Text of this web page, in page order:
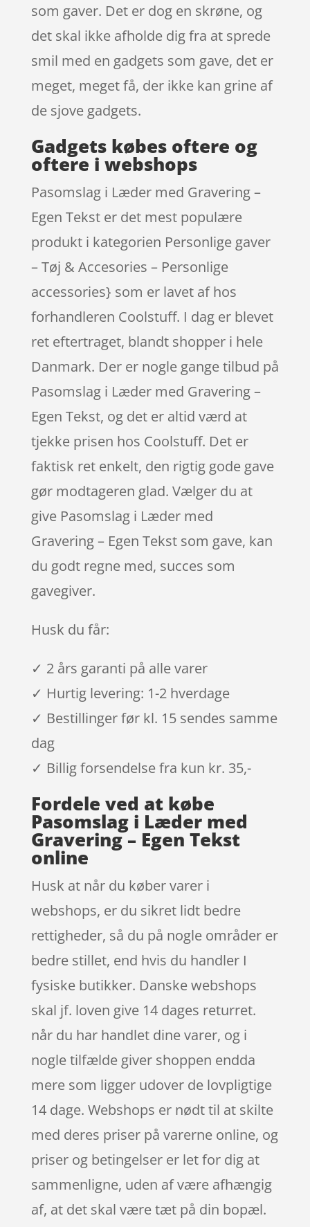
som gaver. Det er dog en skrøne, og
det skal ikke afholde dig fra at sprede
smil med en gadgets som gave, det er
meget, meget få, der ikke kan grine af
de sjove gadgets.
Gadgets købes oftere og
oftere i webshops
Pasomslag i Læder med Gravering –
Egen Tekst er det mest populære
produkt i kategorien Personlige gaver
– Tøj & Accesories – Personlige
accessories} som er lavet af hos
forhandleren Coolstuff. I dag er blevet
ret eftertraget, blandt shopper i hele
Danmark. Der er nogle gange tilbud på
Pasomslag i Læder med Gravering –
Egen Tekst, og det er altid værd at
tjekke prisen hos Coolstuff. Det er
faktisk ret enkelt, den rigtig gode gave
gør modtageren glad. Vælger du at
give Pasomslag i Læder med
Gravering – Egen Tekst som gave, kan
du godt regne med, succes som
gavegiver.
Husk du får:
✓ 2 års garanti på alle varer
✓ Hurtig levering: 1-2 hverdage
✓ Bestillinger før kl. 15 sendes samme
dag
✓ Billig forsendelse fra kun kr. 35,-
Fordele ved at købe
Pasomslag i Læder med
Gravering – Egen Tekst
online
Husk at når du køber varer i
webshops, er du sikret lidt bedre
rettigheder, så du på nogle områder er
bedre stillet, end hvis du handler I
fysiske butikker. Danske webshops
skal jf. loven give 14 dages returret.
når du har handlet dine varer, og i
nogle tilfælde giver shoppen endda
mere som ligger udover de lovpligtige
14 dage. Webshops er nødt til at skilte
med deres priser på varerne online, og
priser og betingelser er let for dig at
sammenligne, uden af være afhængig
af, at det skal være tæt på din bopæl.